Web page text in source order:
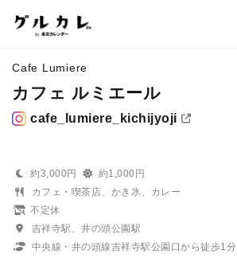
Cafe Lumiere
カフェ ルミエール
cafe_lumiere_kichijyoji
約3,000円
約1,000円
カフェ・喫茶店、かき氷、カレー
不定休
吉祥寺駅、井の頭公園駅
中央線・井の頭線吉祥寺駅公園口から徒歩1分